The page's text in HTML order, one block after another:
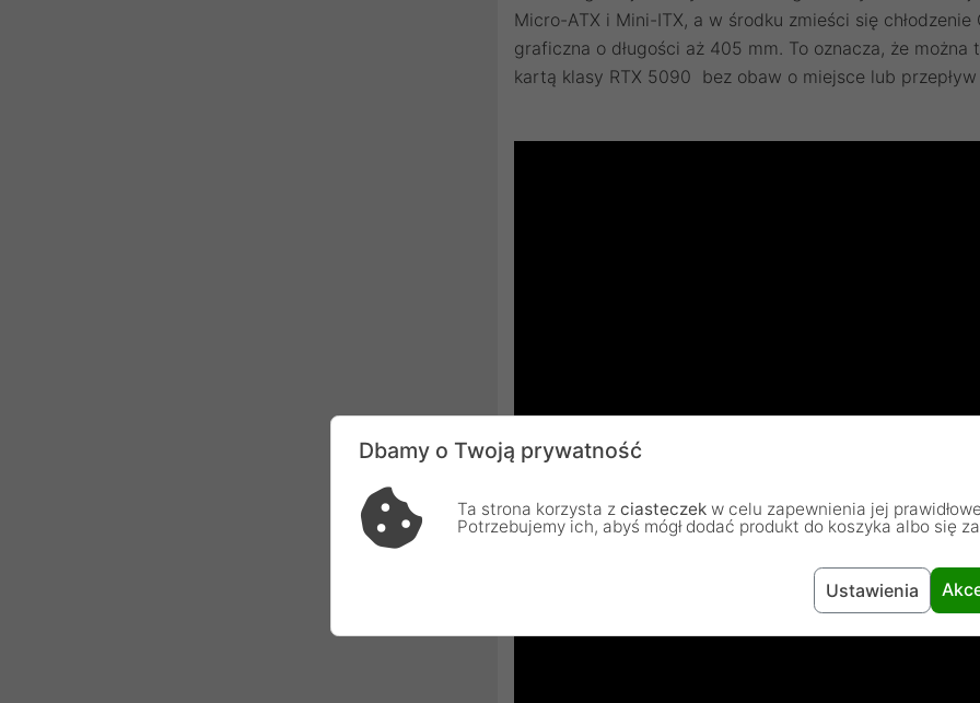
Micro-ATX i Mini-ITX, a w środku zmieści się
graficzna o długości aż 405 mm. To oznacza, że
kartą klasy RTX 5090 bez obaw o miejsce lub
Dbamy o Twoją prywatność
Ta strona korzysta z ciasteczek w celu zapewnienia jej
Potrzebujemy ich, abyś mógł dodać produkt do koszyka albo się
Ustawienia